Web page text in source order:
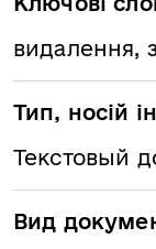
видалення,
Тип, носій
Текстовый
Вид